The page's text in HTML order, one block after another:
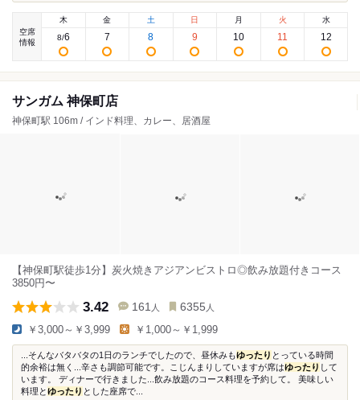
空席
情報
木
8/6
金
7
土
8
日
9
月
10
火
11
水
12
サンガム 神保町店
神保町駅 106m / インド料理、カレー、居酒屋
【神保町駅徒歩1分】炭火焼きアジアンビストロ◎飲み放題付きコース
3850円〜
3.42 161 人 6355 人
￥3,000～￥3,999 ￥1,000～￥1,999
...そんなバタバタの1日のランチでしたので、昼休みもゆったり とっている時間
的余裕は無く...辛さも調節可能です。こじんまりしていますが席はゆったり して
います。 ディナーで行きました...飲み放題のコース料理を予約して。 美味しい
料理とゆったり とした座席で...